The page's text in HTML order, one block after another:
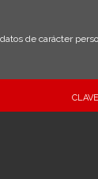
de carácter